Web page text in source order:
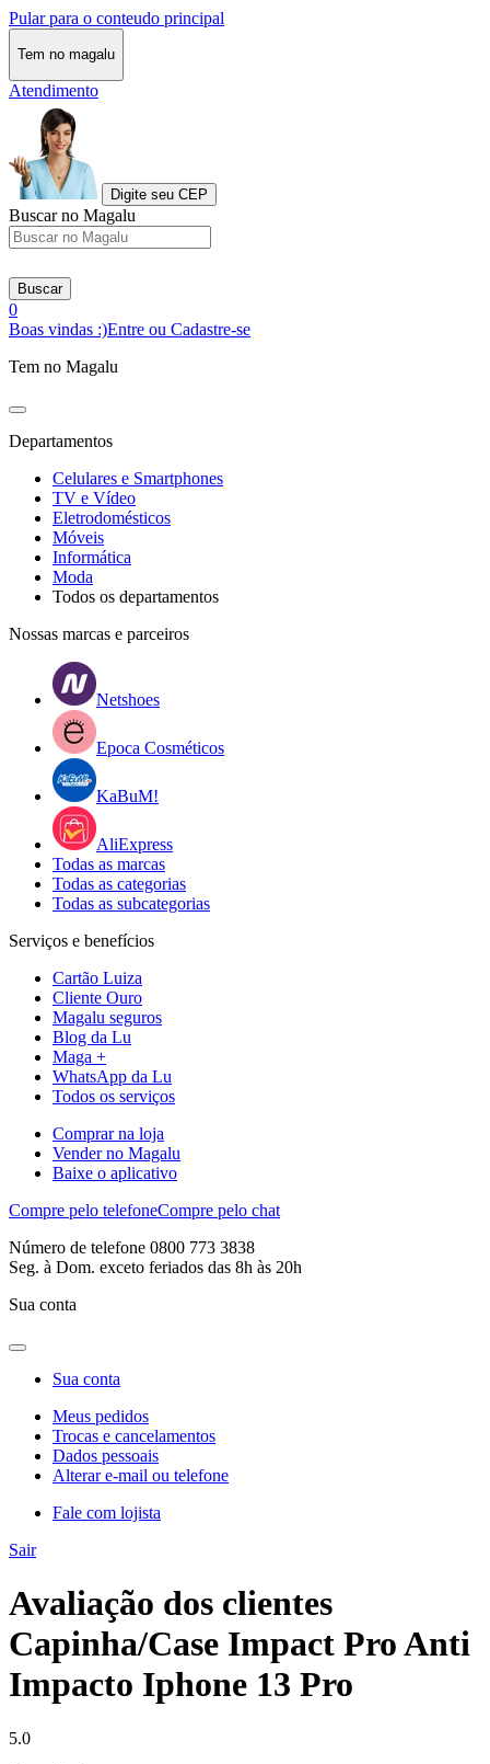
Pular para o conteudo principal
Tem no magalu
Atendimento
Digite seu CEP
Buscar no Magalu
Buscar
0
Boas vindas :)Entre ou Cadastre-se
Tem no Magalu
Departamentos
Celulares e Smartphones
TV e Vídeo
Eletrodomésticos
Móveis
Informática
Moda
Todos os departamentos
Nossas marcas e parceiros
Netshoes
Epoca Cosméticos
KaBuM!
AliExpress
Todas as marcas
Todas as categorias
Todas as subcategorias
Serviços e benefícios
Cartão Luiza
Cliente Ouro
Magalu seguros
Blog da Lu
Maga +
WhatsApp da Lu
Todos os serviços
Comprar na loja
Vender no Magalu
Baixe o aplicativo
Compre pelo telefoneCompre pelo chat
Número de telefone 0800 773 3838
Seg. à Dom. exceto feriados das 8h às 20h
Sua conta
Sua conta
Meus pedidos
Trocas e cancelamentos
Dados pessoais
Alterar e-mail ou telefone
Fale com lojista
Sair
Avaliação dos clientes
Capinha/Case Impact Pro Anti
Impacto Iphone 13 Pro
5.0